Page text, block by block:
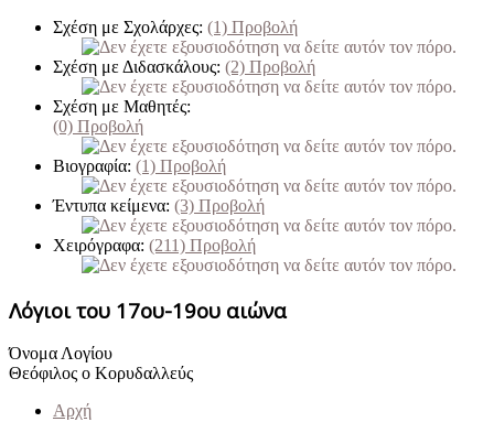
Σχέση με Σχολάρχες: (1) Προβολή
Σχέση με Διδασκάλους: (2) Προβολή
Σχέση με Μαθητές:
(0) Προβολή
Βιογραφία: (1) Προβολή
Έντυπα κείμενα: (3) Προβολή
Χειρόγραφα: (211) Προβολή
Λόγιοι του 17ου-19ου αιώνα
Όνομα Λογίου
Θεόφιλος ο Κορυδαλλεύς
Αρχή